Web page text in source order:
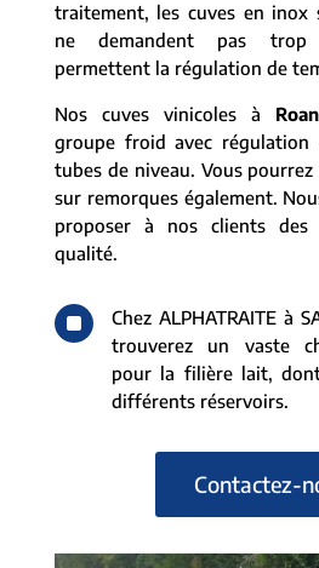
traitement, les cuves en inox
ne demandent pas trop
permettent la régulation de
Nos cuves vinicoles à
groupe froid avec régulation
tubes de niveau. Vous
sur remorques également.
proposer à nos clients des
qualité.
^
Chez ALPHATRAITE à
trouverez un vaste
pour la filière lait,
différents réservoirs.
Contactez-